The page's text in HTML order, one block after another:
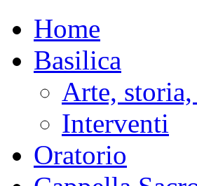
Home
Basilica
Arte,
Interventi
Oratorio